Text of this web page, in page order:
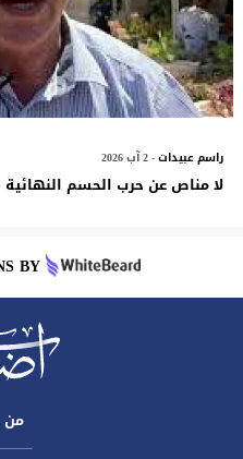
راسم عبيدات- 2 آب 2026
لا مناص عن حرب الحسم النهائية
BY
من